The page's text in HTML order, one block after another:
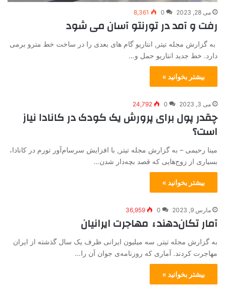
می 28, 2023 0
8,361
رفت و آمد در تورنتو آسان می شود
به گزارش مجله تیتر, انتاریو گام های بعدی را در ساخت خط مترو برمی
دارد. خط جدید انتاریو حمل و…
بیشتر بخوانید »
می 3, 2023 0
24,792
چقدر پول برای پرورش یک کودک در کانادا نیاز
است؟
مینا رحیمی – به گزارش مجله تیتر, با افزایش سرسام‌آور تورم در کانادا،
بسیاری از زوج‌هایی که قصد بچه‌دار شدن…
بیشتر بخوانید »
مارس 9, 2023 0
36,959
آمار تکان‌دهندۀ مهاجرت ایرانیان
به گزارش مجله تیتر, سه میلیون ایرانی ظرف یک سال گذشته از ایران
مهاجرت کردند. آماری که روزنامه‌ی جوان آن را…
بیشتر بخوانید »